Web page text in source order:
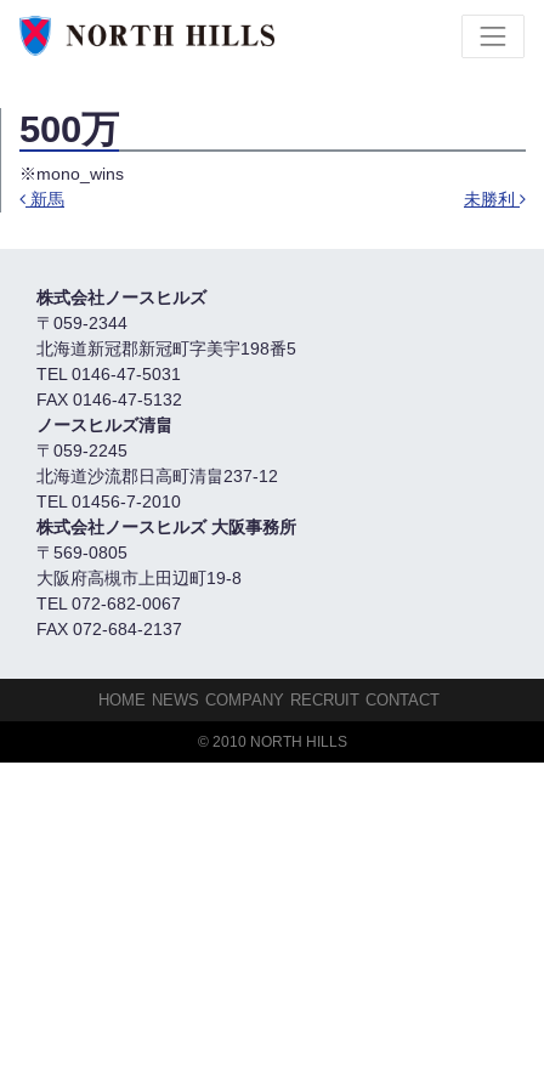
500万
※mono_wins
新馬 未勝利
株式会社ノースヒルズ
〒059-2344
北海道新冠郡新冠町字美宇198番5
TEL 0146-47-5031
FAX 0146-47-5132
ノースヒルズ清畠
〒059-2245
北海道沙流郡日高町清畠237-12
TEL 01456-7-2010
株式会社ノースヒルズ 大阪事務所
〒569-0805
大阪府高槻市上田辺町19-8
TEL 072-682-0067
FAX 072-684-2137
HOME NEWS COMPANY RECRUIT CONTACT
© 2010 NORTH HILLS